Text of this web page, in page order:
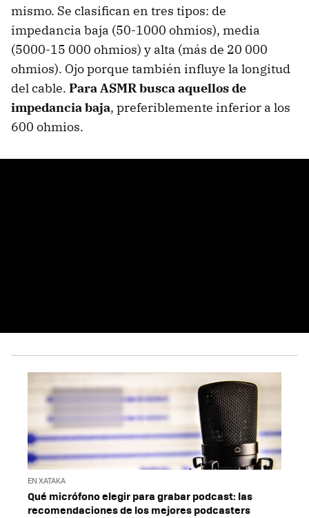
mismo. Se clasifican en tres tipos: de
impedancia baja (50-1000 ohmios), media
(5000-15 000 ohmios) y alta (más de 20 000
ohmios). Ojo porque también influye la longitud
del cable. Para ASMR busca aquellos de
impedancia baja, preferiblemente inferior a los
600 ohmios.
EN XATAKA
Qué micrófono elegir para grabar podcast: las
recomendaciones de los mejores podcasters